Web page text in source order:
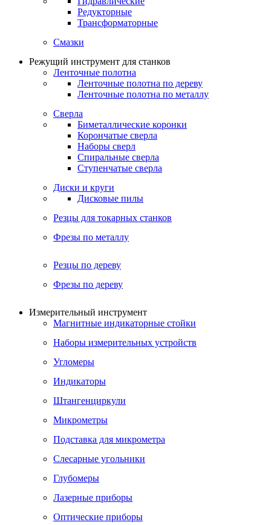
Редукторные
Трансформаторные
Смазки
Режущий инструмент для станков
Ленточные полотна
Ленточные полотна по дереву
Ленточные полотна по металлу
Сверла
Биметаллические коронки
Корончатые сверла
Наборы сверл
Спиральные сверла
Ступенчатые сверла
Диски и круги
Дисковые пилы
Резцы для токарных станков
Фрезы по металлу
Резцы по дереву
Фрезы по дереву
Измерительный инструмент
Магнитные индикаторные стойки
Наборы измерительных устройств
Угломеры
Индикаторы
Штангенциркули
Микрометры
Подставка для микрометра
Слесарные угольники
Глубомеры
Лазерные приборы
Оптические приборы